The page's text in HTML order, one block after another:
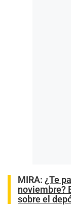
MIRA: ¿Te
noviembre?
sobre el